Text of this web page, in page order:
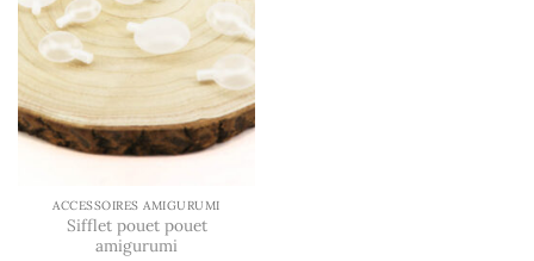
ACCESSOIRES AMIGURUMI
Sifflet pouet pouet
amigurumi